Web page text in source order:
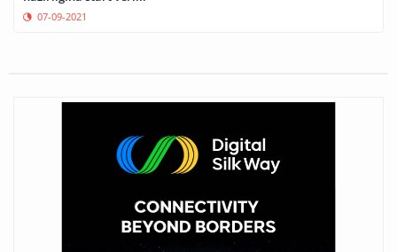
07-09-2021